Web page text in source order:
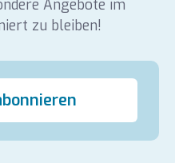
Angebote im
zu bleiben!